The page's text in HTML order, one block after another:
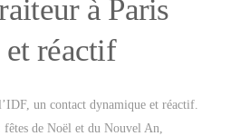
à Paris
réactif
un contact dynamique et réactif.
fêtes de Noël et du Nouvel An,